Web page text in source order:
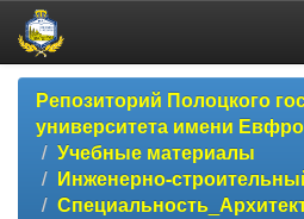
Skip
navigationРепозиторий Полоцкого
университета имени
Учебные материалы
Инженерно-